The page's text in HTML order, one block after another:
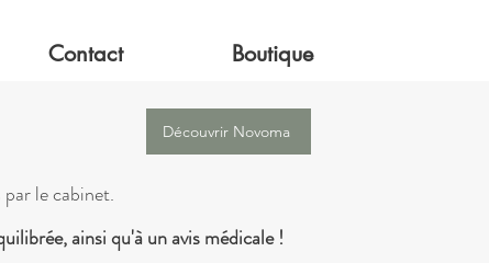
Contact Boutique
Découvrir Novoma
le cabinet.
ainsi qu'à un avis médicale !